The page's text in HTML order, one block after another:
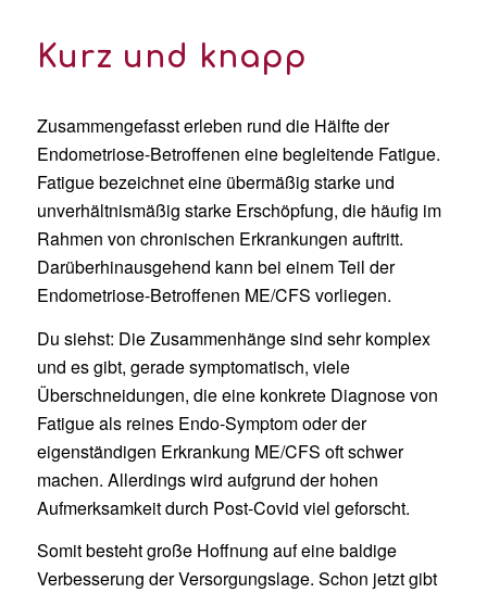
Kurz und knapp
Zusammengefassterleben rund die Hälfte der
Endometriose-Betroffenen eine begleitendeFatigue.
Fatigue bezeichnet eine übermäßig starke und
unverhältnismäßig starke Erschöpfung, die häufig im
Rahmen von chronischen Erkrankungen auftritt.
Darüberhinausgehend kann bei einem Teil der
Endometriose-Betroffenen ME/CFS vorliegen.
Du siehst: Die Zusammenhänge sind sehr komplex
und es gibt, gerade symptomatisch, viele
Überschneidungen, die eine konkrete Diagnose von
Fatigue als reines Endo-Symptom oderder
eigenständigen Erkrankung ME/CFS oft schwer
machen. Allerdingswird aufgrund der hohen
Aufmerksamkeit durch Post-Covid viel geforscht.
Somit bestehtgroße Hoffnung auf eine baldige
Verbesserung der Versorgungslage. Schon jetztgibt